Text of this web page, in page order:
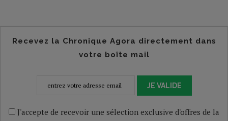
Recevez la Chronique Agora directement dans
votre boîte mail
JE VALIDE
J'accepte de recevoir une sélection exclusive d'offres de la